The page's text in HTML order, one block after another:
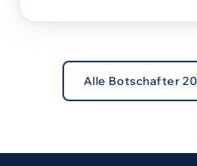
Alle Botschafter